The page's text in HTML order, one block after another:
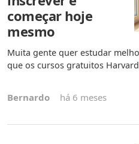
começar hoje
mesmo
Muita gente quer estudar
que os cursos gratuitos
Bernardo há 6 meses